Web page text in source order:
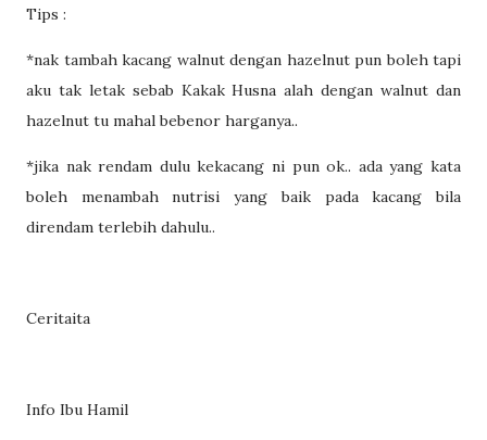
Tips :
*nak tambah kacang walnut dengan hazelnut pun boleh tapi
aku tak letak sebab Kakak Husna alah dengan walnut dan
hazelnut tu mahal bebenor harganya..
*jika nak rendam dulu kekacang ni pun ok.. ada yang kata
boleh menambah nutrisi yang baik pada kacang bila
direndam terlebih dahulu..
Ceritaita
Info Ibu Hamil